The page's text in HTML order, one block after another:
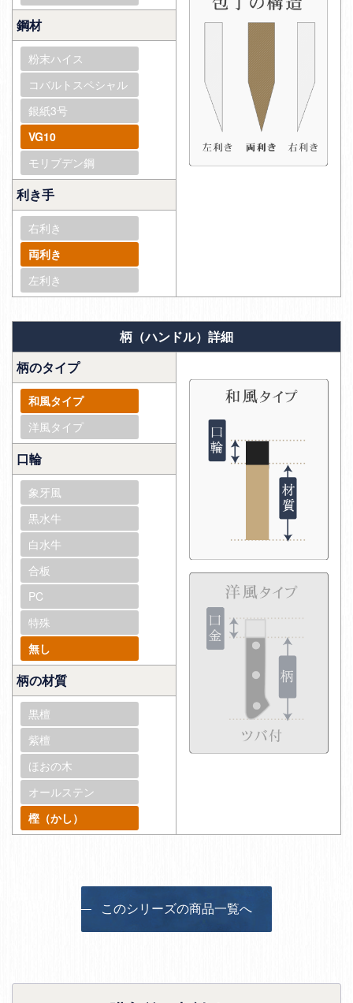
鋼材
粉末ハイス
コバルトスペシャル
銀紙3号
VG10
モリブデン鋼
利き手
右利き
両利き
左利き
柄（ハンドル）詳細
柄のタイプ
和風タイプ
洋風タイプ
口輪
象牙風
黒水牛
白水牛
合板
PC
特殊
無し
柄の材質
黒檀
紫檀
ほおの木
オールステン
樫（かし）
このシリーズの商品一覧へ